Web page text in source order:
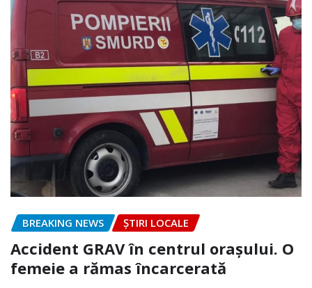
BREAKING NEWS ȘTIRI LOCALE
Accident GRAV în centrul orașului. O
femeie a rămas încarcerată